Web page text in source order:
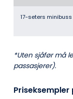
17-seters minibuss
*Uten sjåfør må
passasjerer).